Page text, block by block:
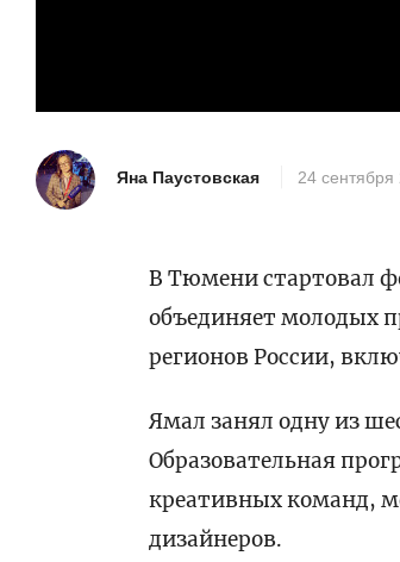
Яна Паустовская 24 сентября
В Тюмени стартовал
объединяет молодых
регионов России,
Ямал занял одну из
Образовательная
креативных команд,
дизайнеров.